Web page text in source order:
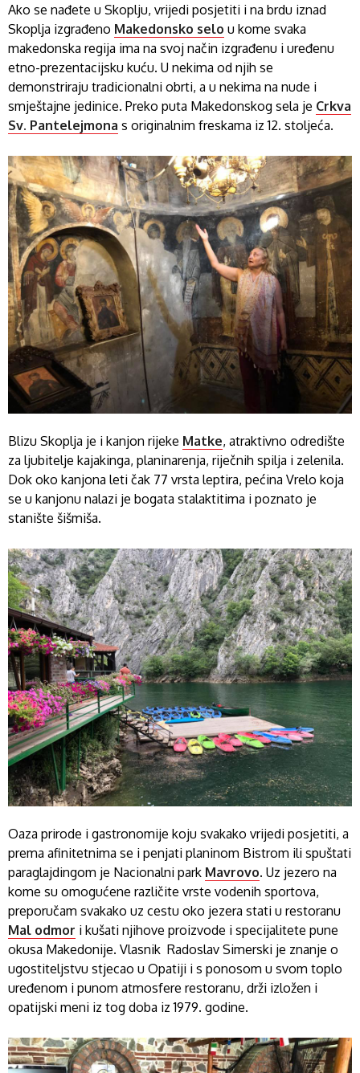
Ako se nađete u Skoplju, vrijedi posjetiti i na brdu iznad
Skoplja izgrađeno Makedonsko selo u kome svaka
makedonska regija ima na svoj način izgrađenu i uređenu
etno-prezentacijsku kuću. U nekima od njih se
demonstriraju tradicionalni obrti, a u nekima na nude i
smještajne jedinice. Preko puta Makedonskog sela je Crkva
Sv. Pantelejmona s originalnim freskama iz 12. stoljeća.
Blizu Skoplja je i kanjon rijeke Matke, atraktivno odredište
za ljubitelje kajakinga, planinarenja, riječnih spilja i zelenila.
Dok oko kanjona leti čak 77 vrsta leptira, pećina Vrelo koja
se u kanjonu nalazi je bogata stalaktitima i poznato je
stanište šišmiša.
Oaza prirode i gastronomije koju svakako vrijedi posjetiti, a
prema afinitetnima se i penjati planinom Bistrom ili spuštati
paraglajdingom je Nacionalni park Mavrovo. Uz jezero na
kome su omogućene različite vrste vodenih sportova,
preporučam svakako uz cestu oko jezera stati u restoranu
Mal odmor i kušati njihove proizvode i specijalitete pune
okusa Makedonije. Vlasnik Radoslav Simerski je znanje o
ugostiteljstvu stjecao u Opatiji i s ponosom u svom toplo
uređenom i punom atmosfere restoranu, drži izložen i
opatijski meni iz tog doba iz 1979. godine.